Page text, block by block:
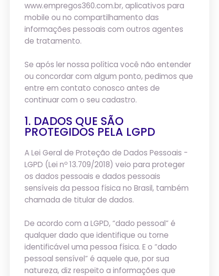
www.empregos360.com.br, aplicativos para
mobile ou no compartilhamento das
informações pessoais com outros agentes
de tratamento.
Se após ler nossa política você não entender
ou concordar com algum ponto, pedimos que
entre em contato conosco antes de
continuar com o seu cadastro.
1. DADOS QUE SÃO
PROTEGIDOS PELA LGPD
A Lei Geral de Proteção de Dados Pessoais -
LGPD (Lei nº 13.709/2018) veio para proteger
os dados pessoais e dados pessoais
sensíveis da pessoa física no Brasil, também
chamada de titular de dados.
De acordo com a LGPD, “dado pessoal” é
qualquer dado que identifique ou torne
identificável uma pessoa física. E o “dado
pessoal sensível” é aquele que, por sua
natureza, diz respeito a informações que